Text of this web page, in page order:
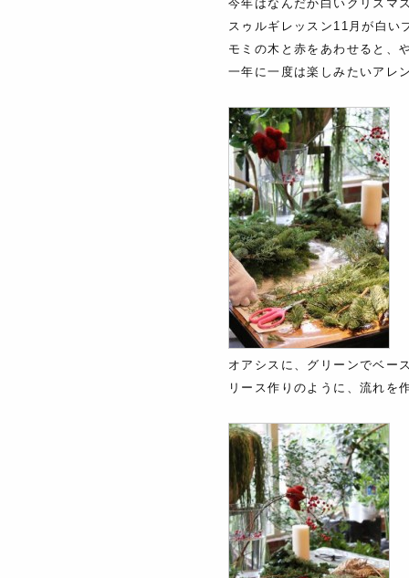
今年はなんだか白いクリスマ
スゥルギレッスン11月が白い
モミの木と赤をあわせると、
一年に一度は楽しみたいアレ
オアシスに、グリーンでベー
リース作りのように、流れを